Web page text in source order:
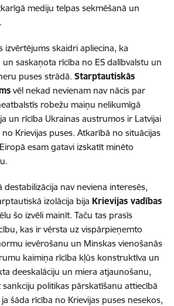
mediju telpas sekmēšanā un
izvērtējums skaidri apliecina, ka
saskaņota rīcība no ES dalībvalstu un
puses strādā. Starptautiskās
vēl nekad nevienam nav nācis par
robežu maiņu nelikumīgā
un rīcība Ukrainas austrumos ir Latvijai
Krievijas puses. Atkarībā no situācijas
esam gatavi izskatīt minēto
destabilizācija nav neviena interesēs,
izolācija bija Krievijas vadības
šo izvēli mainīt. Taču tas prasīs
kas ir vērsta uz vispārpieņemto
ievērošanu un Minskas vienošanās
kaimiņa rīcība kļūs konstruktīva un
deeskalāciju un miera atjaunošanu,
politikas pārskatīšanu attiecībā
šāda rīcība no Krievijas puses nesekos,